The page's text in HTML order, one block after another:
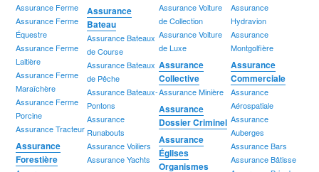
Assurance Ferme
Assurance Ferme
Équestre
Assurance Ferme
Laitière
Assurance Ferme
Maraîchère
Assurance Ferme
Porcine
Assurance Tracteur
Assurance Voiture
de Collection
Assurance Voiture
de Luxe
Assurance
Hydravion
Assurance
Montgolfière
Assurance
Bateau
Assurance Bateaux
de Course
Assurance Bateaux
de Pêche
Assurance Bateaux-
Pontons
Assurance
Runabouts
Assurance Voiliers
Assurance Yachts
Assurance
Collective
Assurance Minière
Assurance
Commerciale
Assurance
Aérospatiale
Assurance
Auberges
Assurance Bars
Assurance Bâtisse
Assurance
Dossier Criminel
Assurance
Églises
Organismes
Assurance
Forestière